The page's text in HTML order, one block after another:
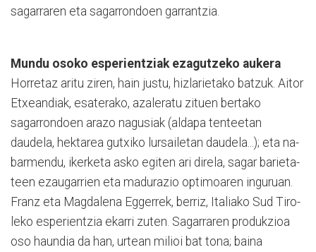
sagarraren eta sagarrondoen garrantzia.
Mundu osoko esperientziak ezagutzeko aukera
Horretaz aritu ziren, hain justu, hizlarietako batzuk. Aitor
Etxe­an­diak, esaterako, azaleratu zituen bertako
sagarrondoen arazo nagusiak (aldapa tenteetan
daudela, hektarea gutxiko lursailetan daudela...); eta na­
barmendu, ikerketa asko egiten ari direla, sagar barieta­
teen ezaugarrien eta madurazio optimoaren inguruan.
Franz eta Magdalena Egge­rrek, berriz, Italiako Sud Tiro­
le­ko esperientzia ekarri zuten. Sagarraren produkzioa
oso haundia da han, urtean milioi bat tona; baina